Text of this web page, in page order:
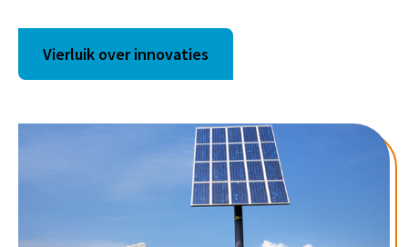
Vierluik over innovaties